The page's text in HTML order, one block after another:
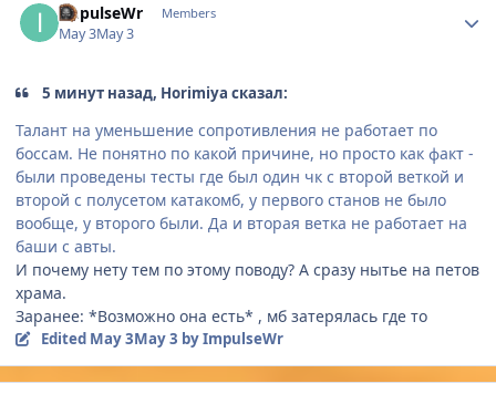
ImpulseWr Members
May 3May 3
5 минут назад, Horimiya сказал:
Талант на уменьшение сопротивления не работает по
боссам. Не понятно по какой причине, но просто как факт -
были проведены тесты где был один чк с второй веткой и
второй с полусетом катакомб, у первого станов не было
вообще, у второго были. Да и вторая ветка не работает на
баши с авты.
И почему нету тем по этому поводу? А сразу нытье на петов
храма.
Заранее: *Возможно она есть* , мб затерялась где то
Edited May 3May 3 by ImpulseWr